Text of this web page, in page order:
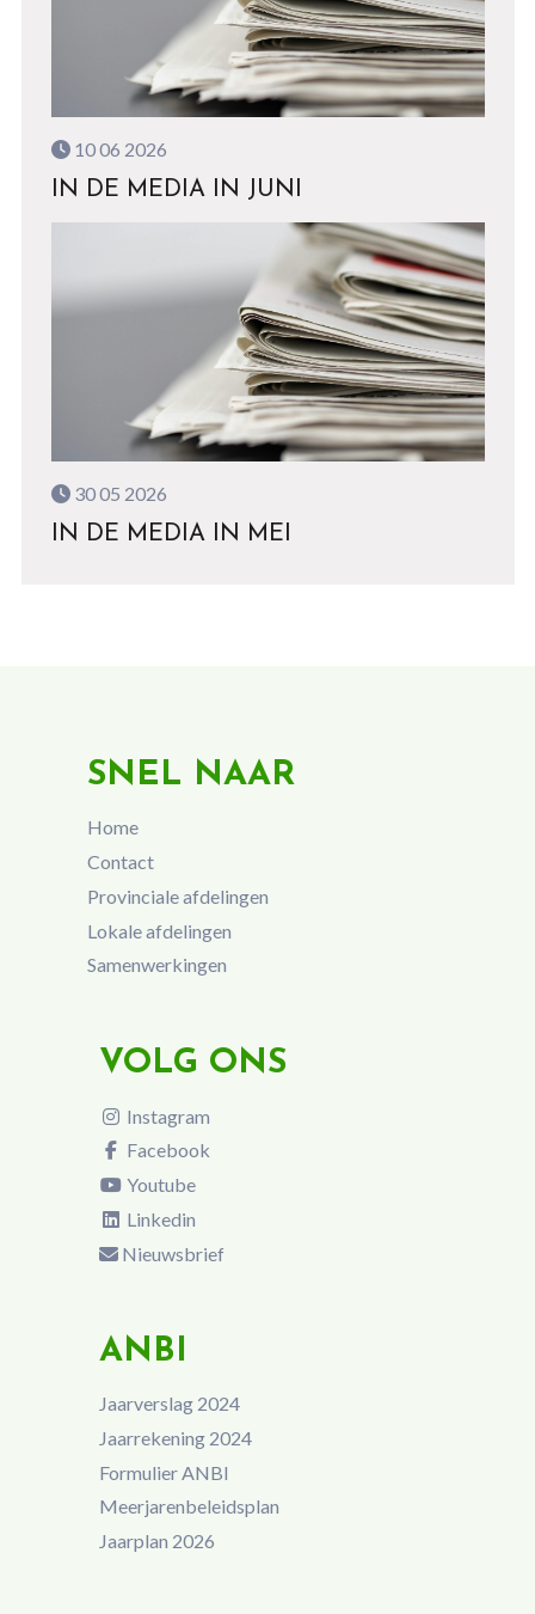
10 06 2026
IN DE MEDIA IN JUNI
30 05 2026
IN DE MEDIA IN MEI
SNEL NAAR
Home
Contact
Provinciale afdelingen
Lokale afdelingen
Samenwerkingen
VOLG ONS
Instagram
Facebook
Youtube
Linkedin
Nieuwsbrief
ANBI
Jaarverslag 2024
Jaarrekening 2024
Formulier ANBI
Meerjarenbeleidsplan
Jaarplan 2026